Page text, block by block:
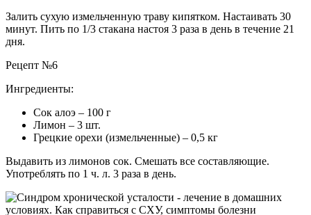
Залить сухую измельченную траву кипятком. Настаивать 30
минут. Пить по 1/3 стакана настоя 3 раза в день в течение 21
дня.
Рецепт №6
Ингредиенты:
Сок алоэ – 100 г
Лимон – 3 шт.
Грецкие орехи (измельченные) – 0,5 кг
Выдавить из лимонов сок. Смешать все составляющие.
Употреблять по 1 ч. л. 3 раза в день.